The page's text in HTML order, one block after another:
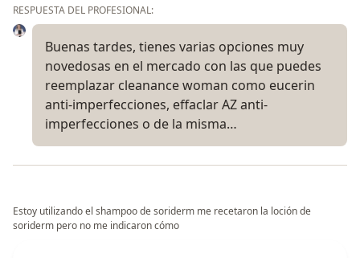
RESPUESTA DEL PROFESIONAL:
Buenas tardes, tienes varias opciones muy
novedosas en el mercado con las que puedes
reemplazar cleanance woman como eucerin
anti-imperfecciones, effaclar AZ anti-
imperfecciones o de la misma…
Estoy utilizando el shampoo de soriderm me recetaron la loción de
soriderm pero no me indicaron cómo